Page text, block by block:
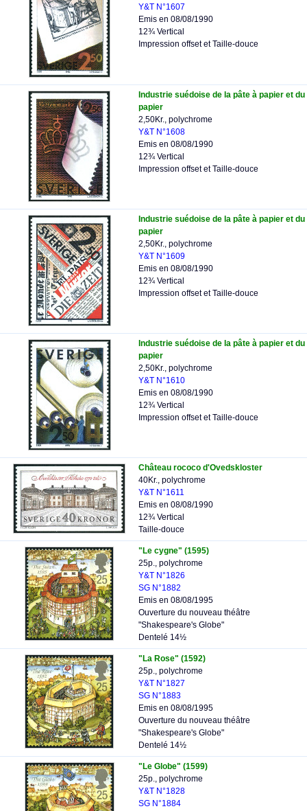
Y&T N°1607
Emis en 08/08/1990
12¾ Vertical
Impression offset et Taille-douce
Industrie suédoise de la pâte à papier et du
papier
2,50Kr., polychrome
Y&T N°1608
Emis en 08/08/1990
12¾ Vertical
Impression offset et Taille-douce
Industrie suédoise de la pâte à papier et du
papier
2,50Kr., polychrome
Y&T N°1609
Emis en 08/08/1990
12¾ Vertical
Impression offset et Taille-douce
Industrie suédoise de la pâte à papier et du
papier
2,50Kr., polychrome
Y&T N°1610
Emis en 08/08/1990
12¾ Vertical
Impression offset et Taille-douce
Château rococo d'Ovedskloster
40Kr., polychrome
Y&T N°1611
Emis en 08/08/1990
12¾ Vertical
Taille-douce
"Le cygne" (1595)
25p., polychrome
Y&T N°1826
SG N°1882
Emis en 08/08/1995
Ouverture du nouveau théâtre
"Shakespeare's Globe"
Dentelé 14½
"La Rose" (1592)
25p., polychrome
Y&T N°1827
SG N°1883
Emis en 08/08/1995
Ouverture du nouveau théâtre
"Shakespeare's Globe"
Dentelé 14½
"Le Globe" (1599)
25p., polychrome
Y&T N°1828
SG N°1884